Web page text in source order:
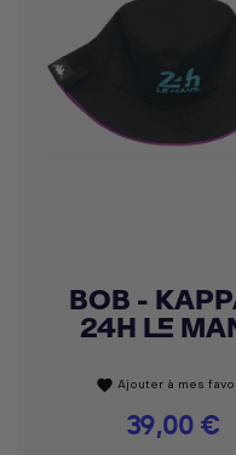
 Achat express
BOB -
24H LE
favorite Ajouter à mes
Prix
39,00 €